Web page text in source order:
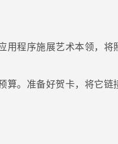
用程序施展艺术本领，将
算。准备好贺卡，将它链